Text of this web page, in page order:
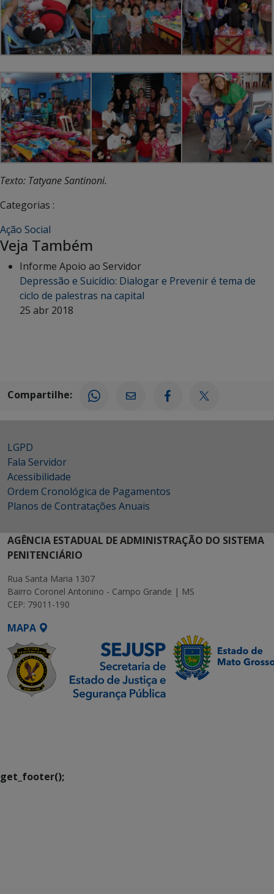
Texto: Tatyane Santinoni.
Categorias :
Ação Social
Veja Também
Informe Apoio ao Servidor
Depressão e Suicídio: Dialogar e Prevenir é tema de
ciclo de palestras na capital
25 abr 2018
Compartilhe:
LGPD
Fala Servidor
Acessibilidade
Ordem Cronológica de Pagamentos
Planos de Contratações Anuais
AGÊNCIA ESTADUAL DE ADMINISTRAÇÃO DO SISTEMA
PENITENCIÁRIO
Rua Santa Maria 1307
Bairro Coronel Antonino - Campo Grande | MS
CEP: 79011-190
MAPA
get_footer();